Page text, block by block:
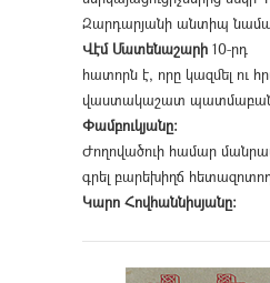
Զարդարյանի անտիպ
Վէմ Մատենաշարի 10-րդ
հատորն է, որը կազմել ու
վաստակաշատ
Փամբուկյանը։
Ժողովածուի համար
գրել բարեխիղճ
Կարո Հովհաննիսյանը։